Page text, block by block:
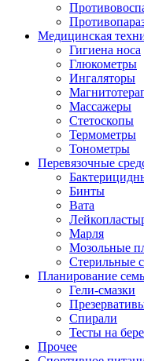
Медицинская
Гигиена носа
Глюкометры
Ингаляторы
Массажеры
Стетоскопы
Термометры
Тонометры
Перевязочные
Бинты
Вата
Марля
Мозольные
Стерильные
Планирование
Гели-смазки
Спирали
Тесты на
Прочее